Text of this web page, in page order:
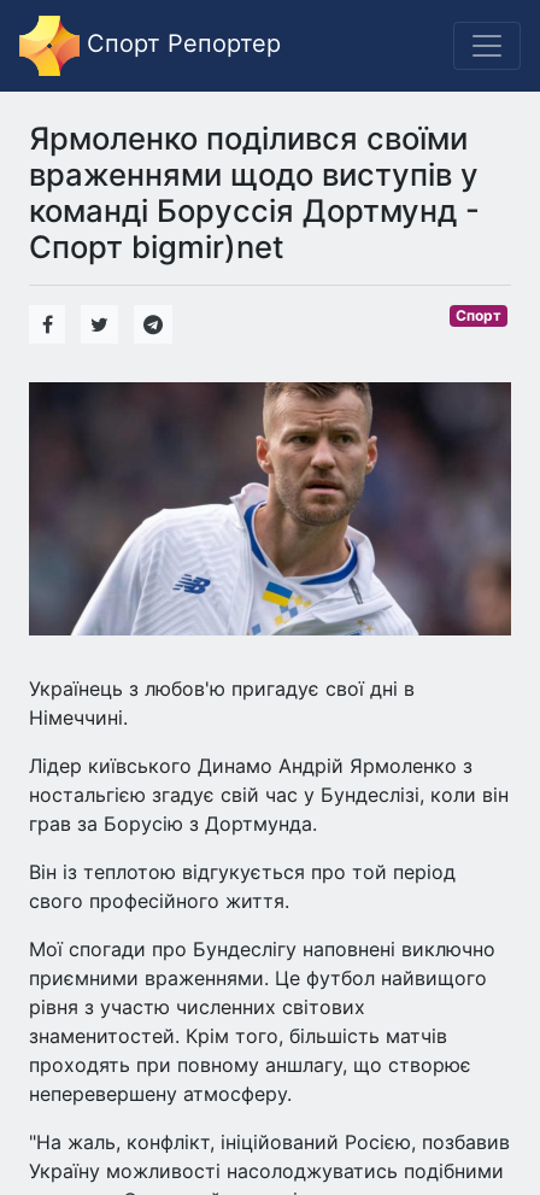
Спорт Репортер
Ярмоленко поділився своїми
враженнями щодо виступів у
команді Боруссія Дортмунд -
Спорт bigmir)net
Спорт
Українець з любов'ю пригадує свої дні в
Німеччині.
Лідер київського Динамо Андрій Ярмоленко з
ностальгією згадує свій час у Бундеслізі, коли він
грав за Борусію з Дортмунда.
Він із теплотою відгукується про той період
свого професійного життя.
Мої спогади про Бундеслігу наповнені виключно
приємними враженнями. Це футбол найвищого
рівня з участю численних світових
знаменитостей. Крім того, більшість матчів
проходять при повному аншлагу, що створює
неперевершену атмосферу.
"На жаль, конфлікт, ініційований Росією, позбавив
Україну можливості насолоджуватись подібними